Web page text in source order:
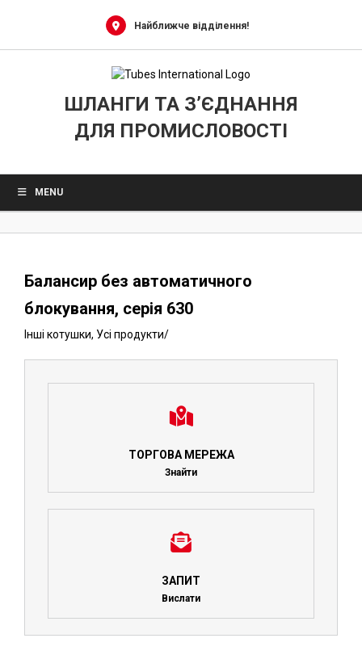
Найближче відділення!
ШЛАНГИ ТА З’ЄДНАННЯ
ДЛЯ ПРОМИСЛОВОСТІ
MENU
Балансир без автоматичного
блокування, серія 630
Інші котушки, Усі продукти/
ТОРГОВА МЕРЕЖА
Знайти
ЗАПИТ
Вислати